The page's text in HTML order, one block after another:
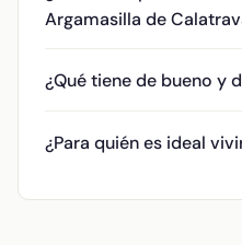
Argamasilla de
¿Qué tiene de bueno y
¿Para quién es ideal